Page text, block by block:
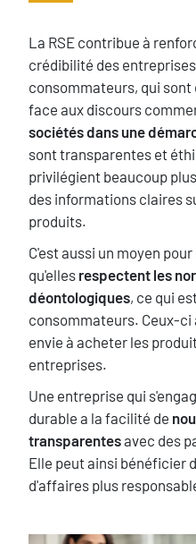
Texte
La RSE contribue à
crédibilité des
consommateurs, qui
face aux discours
sociétés dans une
sont transparentes et
privilégient beaucoup
des informations claires
produits.
C'est aussi un moyen
qu'elles respectent les
déontologiques, ce qui
consommateurs. Ceux-
envie à acheter les
entreprises.
Une entreprise qui
durable a la facilité de
transparentesavec des
Elle peut ainsi bénéficier
d'affaires plus